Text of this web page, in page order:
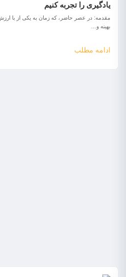
یادگیری را تجربه کنیم
مقدمه: در عصر حاضر، که زمان به یکی از با
بهینه و…
ادامه مطلب